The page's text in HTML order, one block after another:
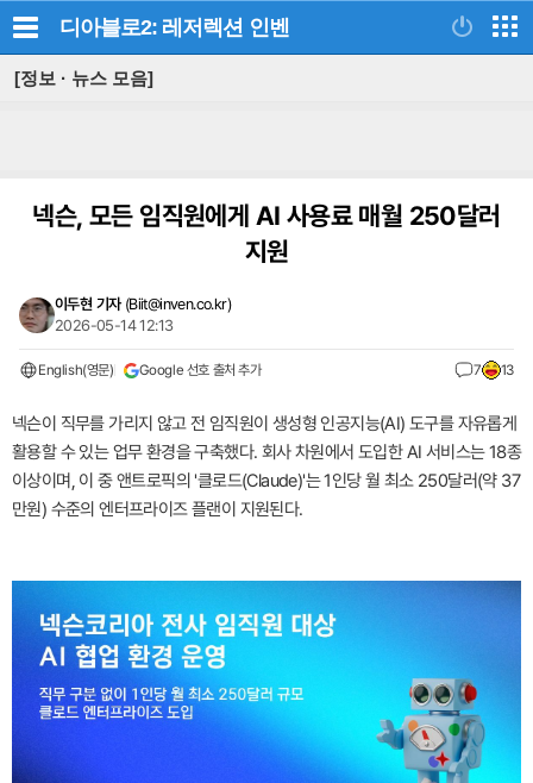
디아블로2: 레저렉션 인벤
[정보 · 뉴스 모음]
넥슨, 모든 임직원에게 AI 사용료 매월 250달러
지원
이두현 기자 (Biit@inven.co.kr)
2026-05-14 12:13
English(영문) Google 선호 출처 추가 7 13
넥슨이 직무를 가리지 않고 전 임직원이 생성형 인공지능(AI) 도구를 자유롭게
활용할 수 있는 업무 환경을 구축했다. 회사 차원에서 도입한 AI 서비스는 18종
이상이며, 이 중 앤트로픽의 '클로드(Claude)'는 1인당 월 최소 250달러(약 37
만원) 수준의 엔터프라이즈 플랜이 지원된다.